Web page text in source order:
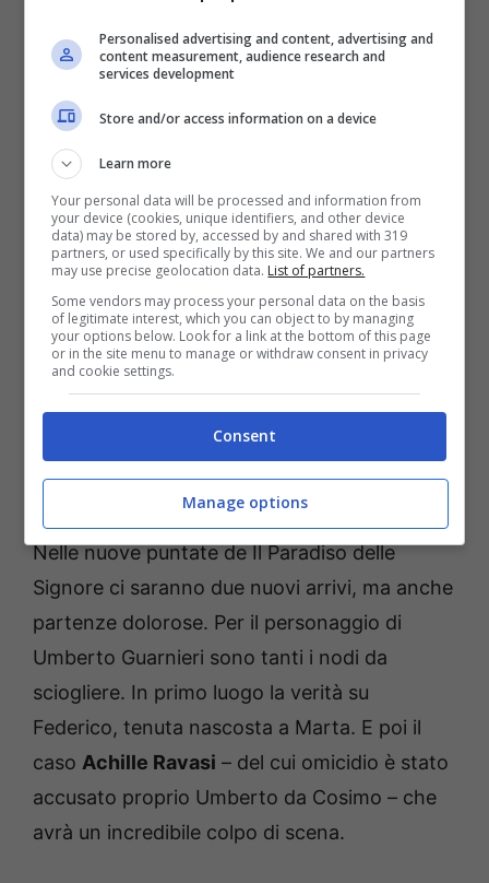
Leggi anche —–>Clizia Incorvaia, non si
trattiene: le parole sono commoventi
La nuova stagione della
soap
Nelle nuove puntate de Il Paradiso delle
Signore ci saranno due nuovi arrivi, ma anche
partenze dolorose. Per il personaggio di
Umberto Guarnieri sono tanti i nodi da
sciogliere. In primo luogo la verità su
Federico, tenuta nascosta a Marta. E poi il
caso Achille Ravasi – del cui omicidio è stato
accusato proprio Umberto da Cosimo – che
avrà un incredibile colpo di scena.
Personalised advertising and content, advertising and
content measurement, audience research and
services development
Store and/or access information on a device
Learn more
Your personal data will be processed and information from
your device (cookies, unique identifiers, and other device
data) may be stored by, accessed by and shared with 319
partners, or used specifically by this site. We and our partners
may use precise geolocation data. List of partners.
Some vendors may process your personal data on the basis
of legitimate interest, which you can object to by managing
your options below. Look for a link at the bottom of this page
or in the site menu to manage or withdraw consent in privacy
and cookie settings.
Consent
Manage options